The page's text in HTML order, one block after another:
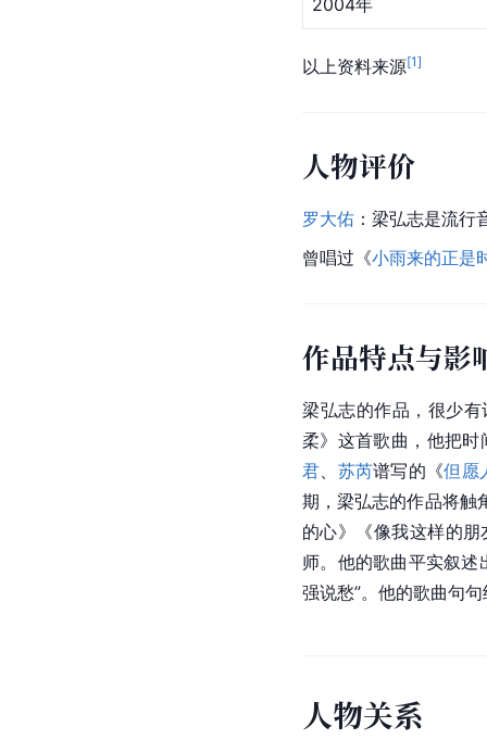
2004年
以上资料来源[1]
人物评价
罗大佑 ：梁弘志是流行
曾唱过《小雨来的正是
作品特点与影
梁弘志的作品，很少
柔》这首歌曲，他把
君、 苏芮谱写的《但愿
期，梁弘志的作品将触
的心》《像我这样的
师。他的歌曲平实叙述
强说愁”。他的歌曲句
人物关系